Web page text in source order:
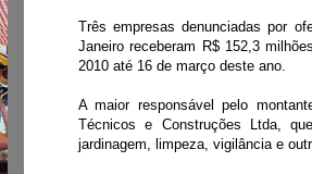
Três empresas denunciadas por
Janeiro receberam R$ 152,3
2010 até 16 de março deste ano.
A maior responsável pelo
Técnicos e Construções Ltda,
jardinagem, limpeza, vigilância e